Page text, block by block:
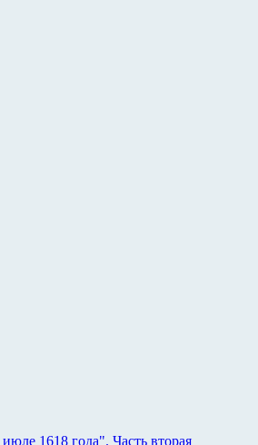
1618 года". Часть вторая